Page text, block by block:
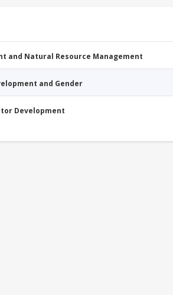
and Natural Resource Management
and Gender
Development